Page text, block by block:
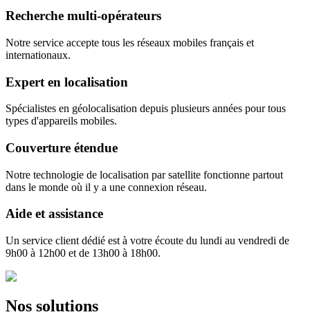
Recherche multi-opérateurs
Notre service accepte tous les réseaux mobiles français et
internationaux.
Expert en localisation
Spécialistes en géolocalisation depuis plusieurs années pour tous
types d'appareils mobiles.
Couverture étendue
Notre technologie de localisation par satellite fonctionne partout
dans le monde où il y a une connexion réseau.
Aide et assistance
Un service client dédié est à votre écoute du lundi au vendredi de
9h00 à 12h00 et de 13h00 à 18h00.
Nos solutions